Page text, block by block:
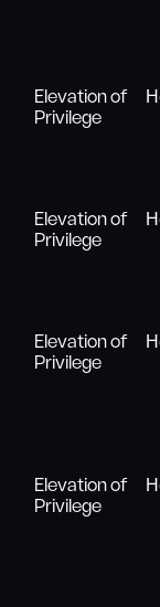
Elevation of
Privilege
Elevation of
Privilege
Elevation of
Privilege
Elevation of
Privilege